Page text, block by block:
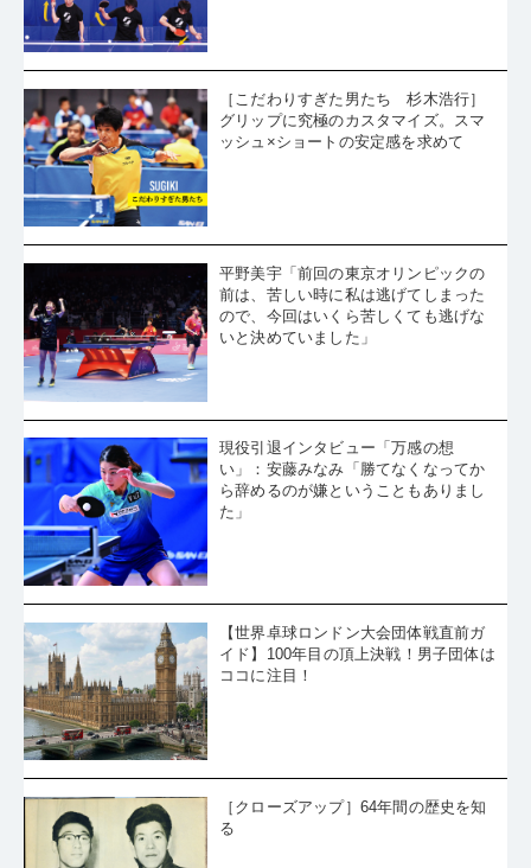
［こだわりすぎた男たち 杉木浩行］
グリップに究極のカスタマイズ。スマ
ッシュ×ショートの安定感を求めて
平野美宇「前回の東京オリンピックの
前は、苦しい時に私は逃げてしまった
ので、今回はいくら苦しくても逃げな
いと決めていました」
現役引退インタビュー「万感の想
い」：安藤みなみ「勝てなくなってか
ら辞めるのが嫌ということもありまし
た」
【世界卓球ロンドン大会団体戦直前ガ
イド】100年目の頂上決戦！男子団体は
ココに注目！
［クローズアップ］64年間の歴史を知
る